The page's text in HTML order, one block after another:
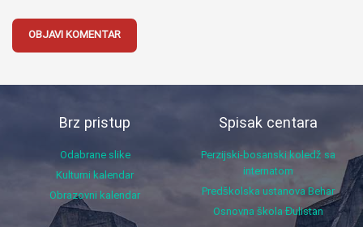
Brz pristup
Odabrane slike
Kulturni kalendar
Obrazovni kalendar
Spisak centara
Perzijski-bosanski koledž sa
internatom
Predškolska ustanova Behar
Osnovna škola Đulistan